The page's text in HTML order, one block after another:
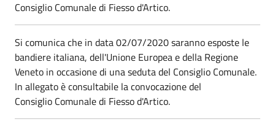
Consiglio Comunale di Fiesso d'Artico.
Si comunica che in data 02/07/2020 saranno esposte le
bandiere italiana, dell'Unione Europea e della Regione
Veneto in occasione di una seduta del Consiglio Comunale.
In allegato è consultabile la convocazione del
Consiglio Comunale di Fiesso d'Artico.